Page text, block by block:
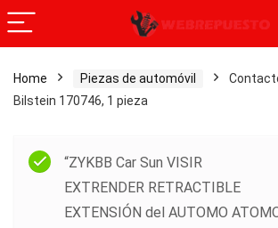
Home Piezas de automóvil
Bilstein 170746, 1 pieza
“ZYKBB Car Sun VISIR
EXTRENDER RETRACTIBLE
EXTENSIÓN del AUTOMO